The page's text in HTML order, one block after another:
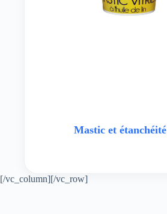
Mastic et étanchéité
[/vc_column][/vc_row]